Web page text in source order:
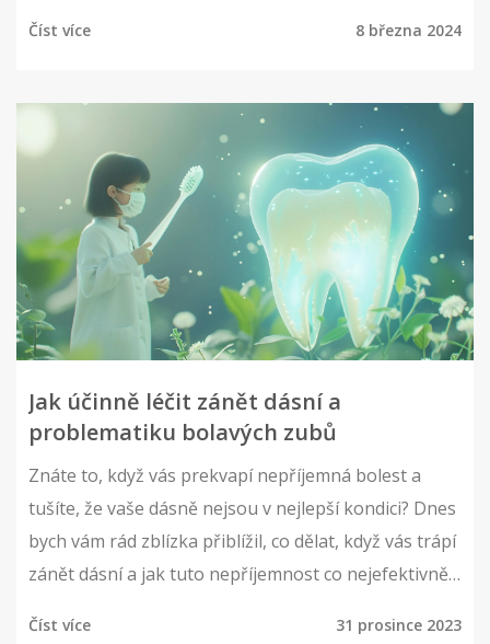
radami, které vám pomohou lépe porozumět
tomuto jevu a naučí vás, jak se o sebe postarat v
období rekonvalescence po zubním zákroku.
Číst více 8 března 2024
Jak účinně léčit zánět dásní a
problematiku bolavých zubů
Znáte to, když vás prekvapí nepříjemná bolest a
tušíte, že vaše dásně nejsou v nejlepší kondici? Dnes
bych vám rád zblízka přiblížil, co dělat, když vás trápí
zánět dásní a jak tuto nepříjemnost co nejefektivněji
Číst více 31 prosince 2023